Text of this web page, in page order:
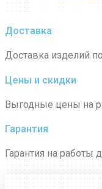
Доставка
Доставка изделий
Цены и скидки
Выгодные цены на
Гарантия
Гарантия на работы